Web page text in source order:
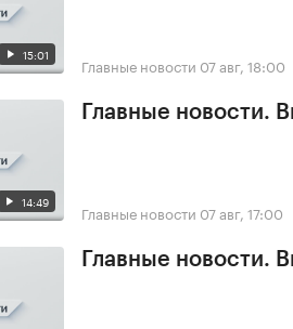
15:01 Главные новости 07 авг, 18:00
14:49
Главные новости.
Главные новости 07 авг, 17:00
Главные новости.